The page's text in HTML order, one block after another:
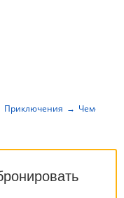
Приключения